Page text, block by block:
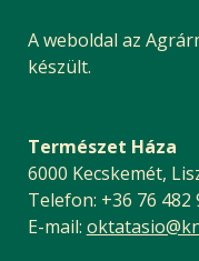
A weboldal az
készült.
Természet Háza
6000 Kecskemét,
Telefon: +36 76 482
E-mail: